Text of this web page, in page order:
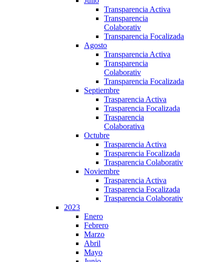
Transparencia Activa
Transparencia
Colaborativ
Transparencia Focalizada
Agosto
Transparencia Activa
Transparencia
Colaborativ
Transparencia Focalizada
Septiembre
Trasparencia Activa
Trasparencia Focalizada
Trasparencia
Colaborativa
Octubre
Trasparencia Activa
Trasparencia Focalizada
Trasparencia Colaborativ
Noviembre
Trasparencia Activa
Trasparencia Focalizada
Trasparencia Colaborativ
2023
Enero
Febrero
Marzo
Abril
Mayo